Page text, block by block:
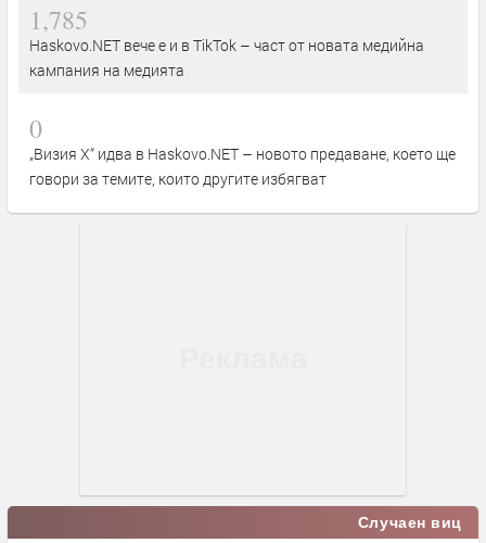
1,785
Haskovo.NET вече е и в TikTok – част от новата медийна
кампания на медията
0
„Визия Х“ идва в Haskovo.NET – новото предаване, което ще
говори за темите, които другите избягват
Случаен виц